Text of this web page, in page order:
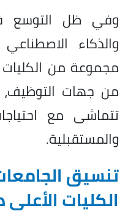
وفي ظل التوسع
والذكاء
مجموعة من الكليات
من جهات
تتماشى مع
والمستقبلية.
الكليات الأعلى